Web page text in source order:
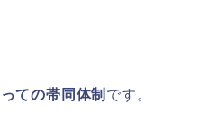
ての帯同体制 です。